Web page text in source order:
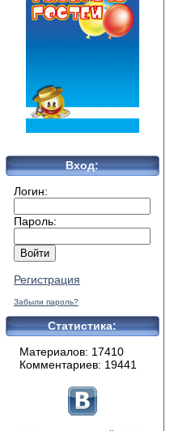
Вход:
Логин:
Пароль:
Регистрация
Забыли пароль?
Статистика:
Материалов: 17410
Комментариев: 19441